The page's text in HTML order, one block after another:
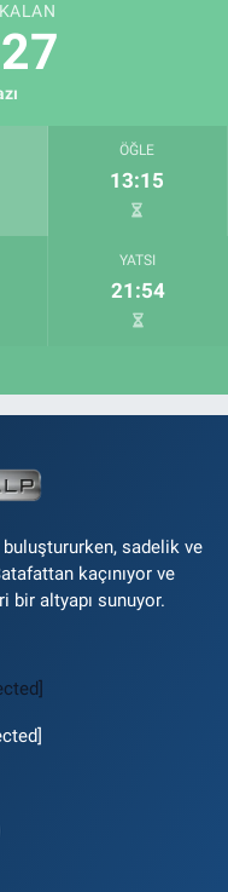
ÖĞLE
13:15
YATSI
21:54
sadelik ve
kaçınıyor ve
bir altyapı sunuyor.